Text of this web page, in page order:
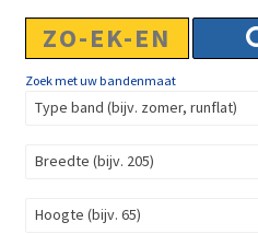
Zoek met uw bandenmaat
Type band (bijv. zomer, runflat)
Breedte (bijv. 205)
Hoogte (bijv. 65)